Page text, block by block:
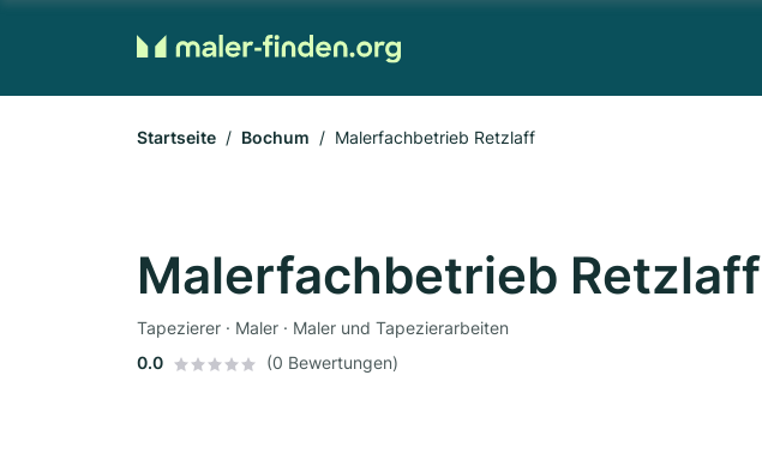
Startseite Bochum Malerfachbetrieb Retzlaff
Malerfachbetrieb Retzlaff
Tapezierer · Maler · Maler und Tapezierarbeiten
0.0
(0 Bewertungen)